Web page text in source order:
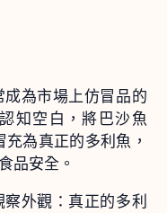
為市場上仿冒品的
知空白，將巴沙魚
充為真正的多利魚，
品安全。
外觀：真正的多利